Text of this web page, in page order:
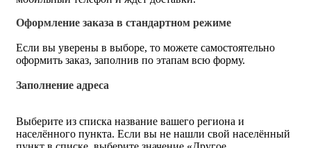
Оформление заказа в стандартном режиме
Если вы уверены в выборе, то можете самостоятельно
оформить заказ, заполнив по этапам всю форму.
Заполнение адреса
Выберите из списка название вашего региона и
населённого пункта. Если вы не нашли свой населённый